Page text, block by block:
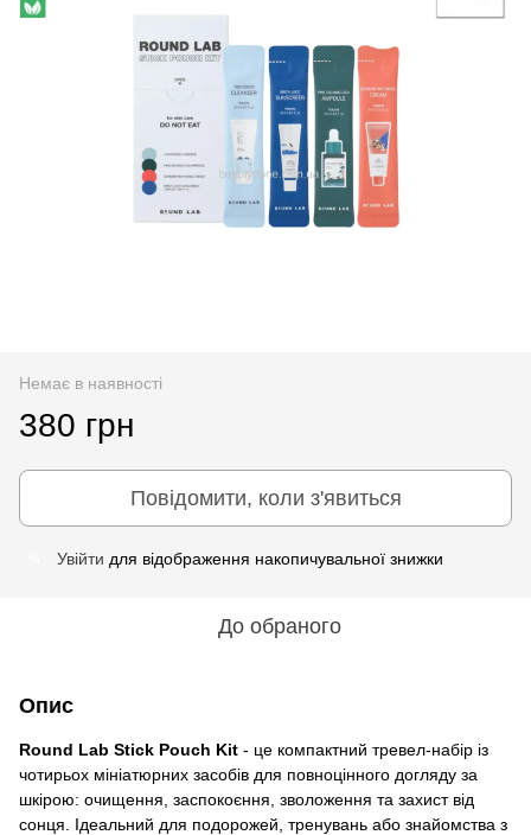
Немає в наявності
380 грн
Повідомити, коли з'явиться
Увійти для відображення накопичувальної знижки
До обраного
Опис
Round Lab Stick Pouch Kit - це компактний тревел-набір із
чотирьох мініатюрних засобів для повноцінного догляду за
шкірою: очищення, заспокоєння, зволоження та захист від
сонця. Ідеальний для подорожей, тренувань або знайомства з